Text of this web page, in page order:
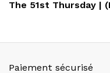
The 51st Thursday |
Paiement sécurisé